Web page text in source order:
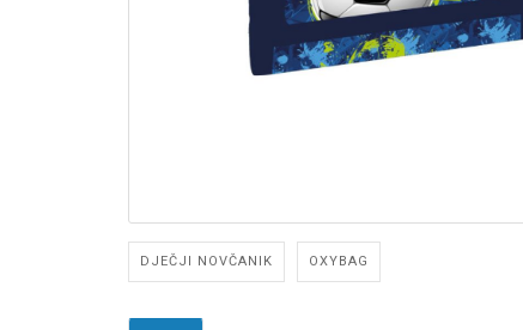
DJEČJI NOVČANIK OXYBAG